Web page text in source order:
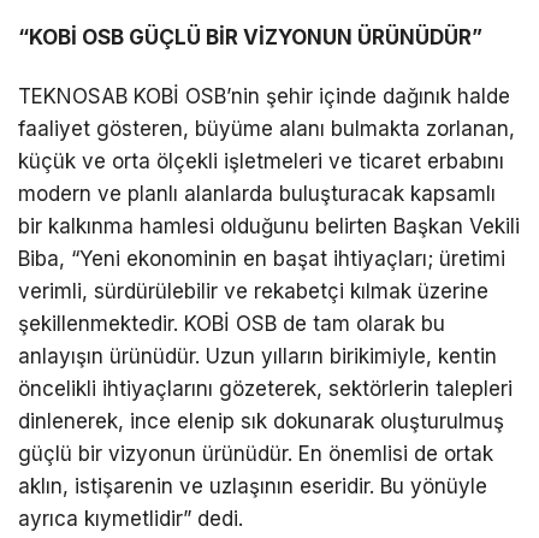
“KOBİ OSB GÜÇLÜ BİR VİZYONUN ÜRÜNÜDÜR”
TEKNOSAB KOBİ OSB’nin şehir içinde dağınık halde
faaliyet gösteren, büyüme alanı bulmakta zorlanan,
küçük ve orta ölçekli işletmeleri ve ticaret erbabını
modern ve planlı alanlarda buluşturacak kapsamlı
bir kalkınma hamlesi olduğunu belirten Başkan Vekili
Biba, “Yeni ekonominin en başat ihtiyaçları; üretimi
verimli, sürdürülebilir ve rekabetçi kılmak üzerine
şekillenmektedir. KOBİ OSB de tam olarak bu
anlayışın ürünüdür. Uzun yılların birikimiyle, kentin
öncelikli ihtiyaçlarını gözeterek, sektörlerin talepleri
dinlenerek, ince elenip sık dokunarak oluşturulmuş
güçlü bir vizyonun ürünüdür. En önemlisi de ortak
aklın, istişarenin ve uzlaşının eseridir. Bu yönüyle
ayrıca kıymetlidir” dedi.